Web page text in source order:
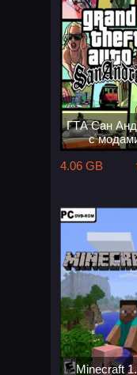
ГТА Сан
с
4.06 GB
Minecraft